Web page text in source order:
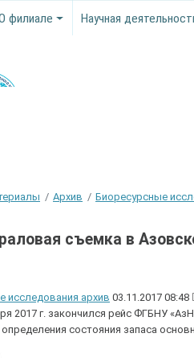
филиале Научная
Архив Биоресурсные
съемка в
исследования архив 03.11.2017 08:48
2017 г. закончился рейс ФГБНУ
состояния запаса